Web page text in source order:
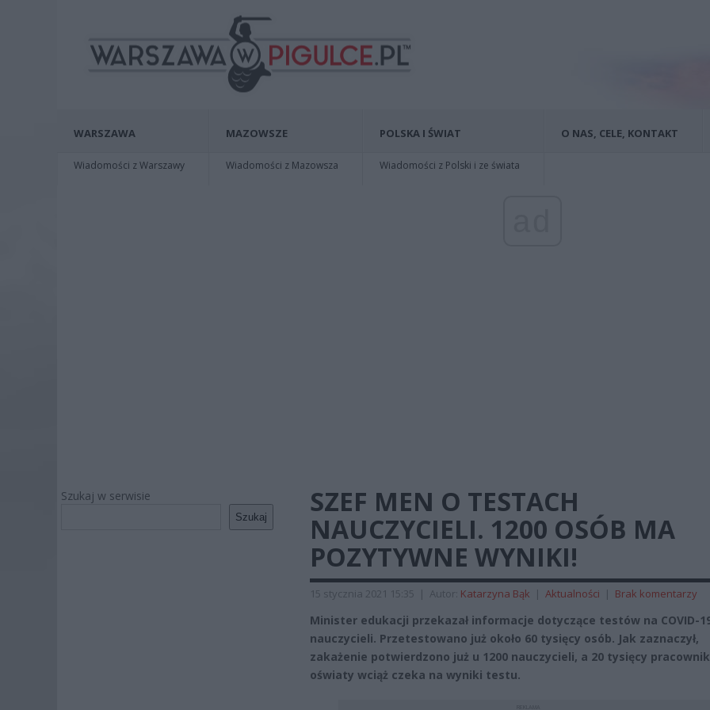
WARSZAWA
Wiadomości z Warszawy
MAZOWSZE
Wiadomości z Mazowsza
POLSKA I ŚWIAT
Wiadomości z Polski i ze świata
O NAS, CELE, KONTAKT
Szukaj w serwisie
Szukaj
SZEF MEN O TESTACH
NAUCZYCIELI. 1200 OSÓB MA
POZYTYWNE WYNIKI!
15 stycznia 2021 15:35 | Autor: Katarzyna Bąk | Aktualności | Brak komentarzy
Minister edukacji przekazał informacje dotyczące testów na COVID-
nauczycieli. Przetestowano już około 60 tysięcy osób. Jak zaznaczył,
zakażenie potwierdzono już u 1200 nauczycieli, a 20 tysięcy
oświaty wciąż czeka na wyniki testu.